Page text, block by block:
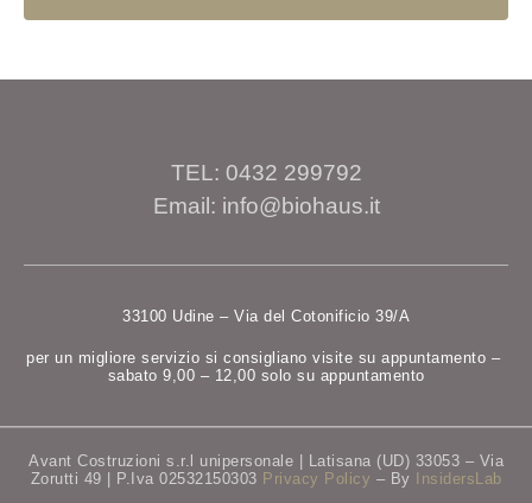
TEL: 0432 299792
Email: info@biohaus.it
33100 Udine – Via del Cotonificio 39/A
per un migliore servizio si consigliano visite su appuntamento –
sabato 9,00 – 12,00 solo su appuntamento
Avant Costruzioni s.r.l unipersonale | Latisana (UD) 33053 – Via
Zorutti 49 | P.Iva 02532150303 Privacy Policy – By InsidersLab